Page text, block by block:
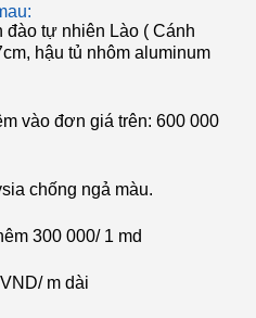
:
đào tự nhiên Lào ( Cánh
hậu tủ nhôm aluminum
vào đơn giá trên: 600 000
chống ngả màu.
300 000/ 1 md
m dài